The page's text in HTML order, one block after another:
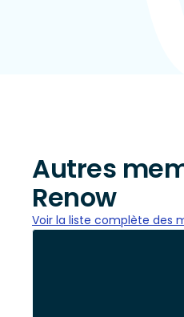
Autres
Renow
Voir la liste complète des